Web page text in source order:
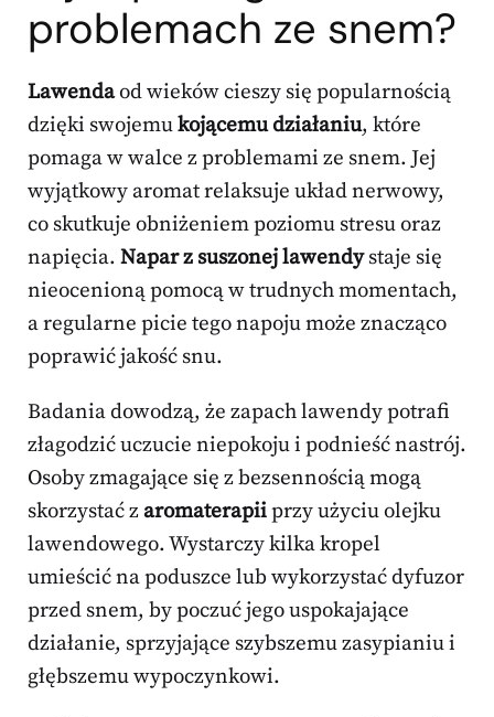
problemach ze snem?
Lawendaod wieków cieszy się popularnością
dzięki swojemukojącemu działaniu, które
pomaga w walce z problemami ze snem. Jej
wyjątkowy aromat relaksuje układ nerwowy,
co skutkuje obniżeniem poziomu stresu oraz
napięcia. Napar z suszonej lawendystaje się
nieocenioną pomocą w trudnych momentach,
a regularne picie tego napoju może znacząco
poprawić jakość snu.
Badania dowodzą, że zapach lawendy potrafi
złagodzić uczucie niepokoju i podnieść nastrój.
Osoby zmagające się z bezsennością mogą
skorzystać zaromaterapiiprzy użyciu olejku
lawendowego. Wystarczy kilka kropel
umieścić na poduszce lub wykorzystać dyfuzor
przed snem, by poczuć jego uspokajające
działanie, sprzyjające szybszemu zasypianiu i
głębszemu wypoczynkowi.